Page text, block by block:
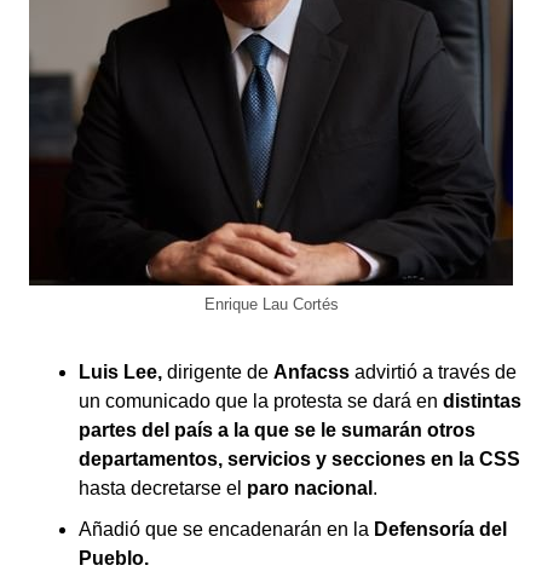
Enrique Lau Cortés
Luis Lee, dirigente de Anfacss advirtió a través de
un comunicado que la protesta se dará en distintas
partes del país a la que se le sumarán otros
departamentos, servicios y secciones en la CSS
hasta decretarse el paro nacional .
Añadió que se encadenarán en la Defensoría del
Pueblo.